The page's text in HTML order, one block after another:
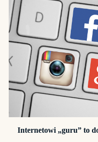
Internetowi „guru” to